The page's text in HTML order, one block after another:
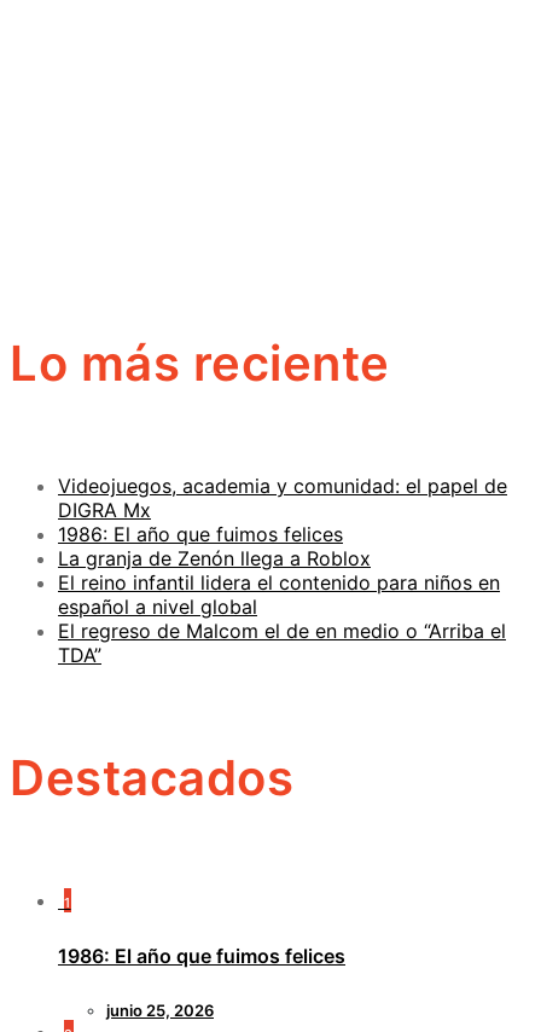
Lo más reciente
Videojuegos, academia y comunidad: el papel de
DIGRA Mx
1986: El año que fuimos felices
La granja de Zenón llega a Roblox
El reino infantil lidera el contenido para niños en
español a nivel global
El regreso de Malcom el de en medio o “Arriba el
TDA”
Destacados
1
1986: El año que fuimos felices
junio 25, 2026